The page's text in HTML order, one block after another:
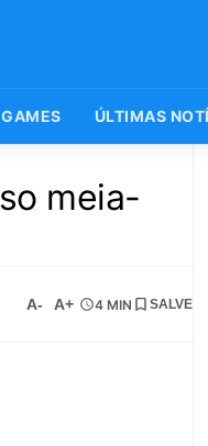
GAMES ÚLTIMAS
meia-
A- A+ 4 MIN SALVE